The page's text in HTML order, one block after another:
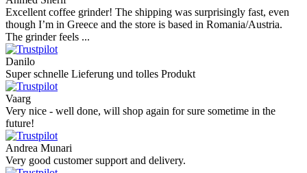
Excellent coffee grinder! The shipping was surprisingly fast, even
though I’m in Greece and the store is based in Romania/Austria.
The grinder feels ...
Danilo
Super schnelle Lieferung und tolles Produkt
Vaarg
Very nice - well done, will shop again for sure sometime in the
future!
Andrea Munari
Very good customer support and delivery.